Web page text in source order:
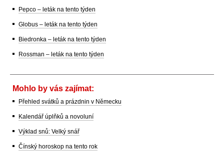
Pepco – leták na tento týden
Globus – leták na tento týden
Biedronka – leták na tento týden
Rossman – leták na tento týden
Mohlo by vás zajímat:
Přehled svátků a prázdnin v Německu
Kalendář úplňků a novoluní
Výklad snů: Velký snář
Čínský horoskop na tento rok